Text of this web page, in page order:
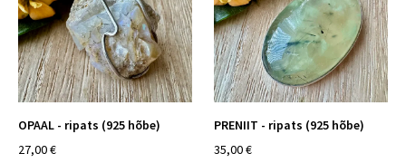
OPAAL - ripats (925 hõbe)
27,00 €
PRENIIT - ripats (925 hõbe)
35,00 €